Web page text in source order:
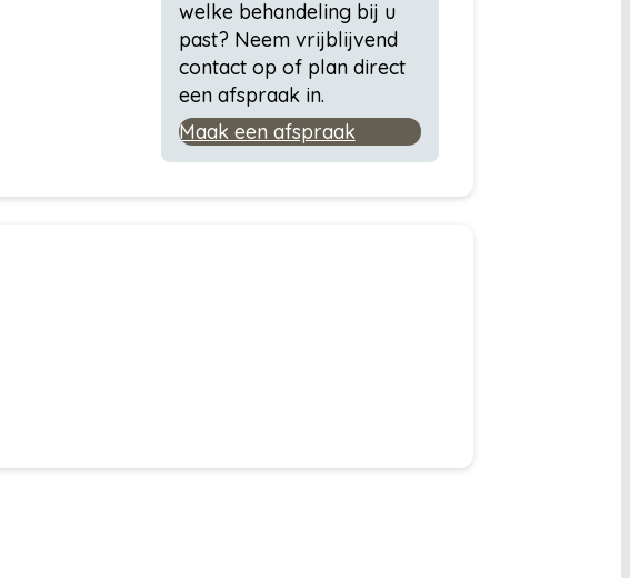
welke behandeling bij u
past? Neem vrijblijvend
contact op of plan direct
een afspraak in.
Maak een afspraak